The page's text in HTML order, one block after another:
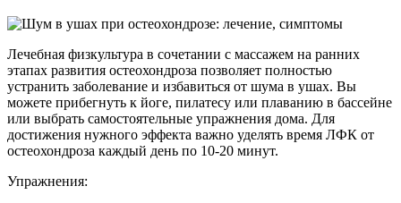
Лечебная физкультура в сочетании с массажем на ранних
этапах развития остеохондроза позволяет полностью
устранить заболевание и избавиться от шума в ушах. Вы
можете прибегнуть к йоге, пилатесу или плаванию в бассейне
или выбрать самостоятельные упражнения дома. Для
достижения нужного эффекта важно уделять время ЛФК от
остеохондроза каждый день по 10-20 минут.
Упражнения: